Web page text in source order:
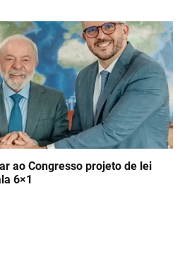
ao Congresso projeto de lei
6×1